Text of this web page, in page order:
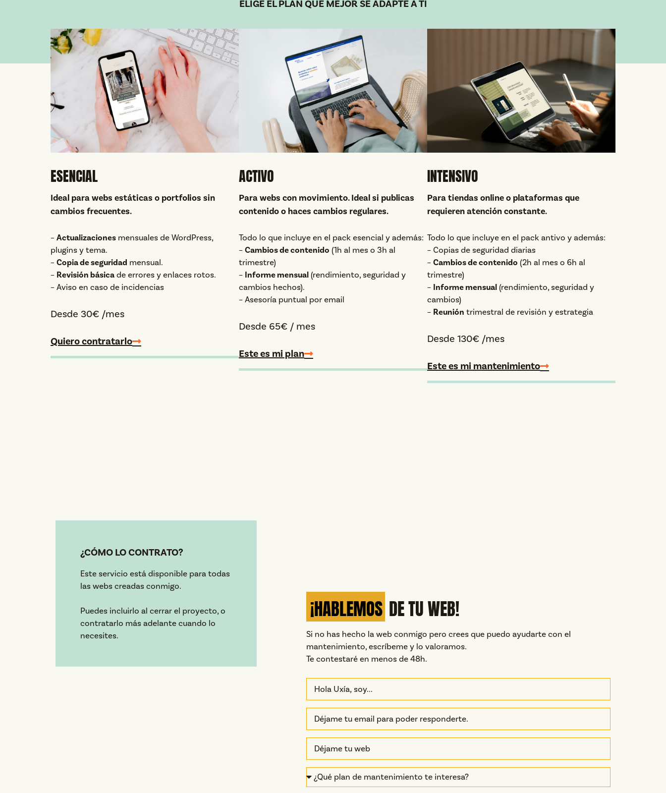
ELIGE EL PLAN QUE MEJOR SE ADAPTE A TI
ESENCIAL
Ideal para webs estáticas o portfolios sin
cambios frecuentes.
– Actualizaciones mensuales de WordPress,
plugins y tema.
– Copia de seguridad mensual.
– Revisión básica de errores y enlaces rotos.
– Aviso en caso de incidencias
Desde 30€ /mes
Quiero contratarlo
ACTIVO
Para webs con movimiento. Ideal si publicas
contenido o haces cambios regulares.
Todo lo que incluye en el pack esencial y además:
– Cambios de contenido (1h al mes o 3h al
trimestre)
– Informe mensual (rendimiento, seguridad y
cambios hechos).
– Asesoría puntual por email
Desde 65€ / mes
Este es mi plan
INTENSIVO
Para tiendas online o plataformas que
requieren atención constante.
Todo lo que incluye en el pack antivo y además:
– Copias de seguridad diarias
– Cambios de contenido (2h al mes o 6h al
trimestre)
– Informe mensual (rendimiento, seguridad y
cambios)
– Reunión trimestral de revisión y estrategia
Desde 130€ /mes
Este es mi mantenimiento
¿CÓMO LO CONTRATO?
Este servicio está disponible para todas
las webs creadas conmigo.
Puedes incluirlo al cerrar el proyecto, o
contratarlo más adelante cuando lo
necesites.
¡HABLEMOS DE TU WEB!
Si no has hecho la web conmigo pero crees que puedo ayudarte con el
mantenimiento, escríbeme y lo valoramos.
Te contestaré en menos de 48h.